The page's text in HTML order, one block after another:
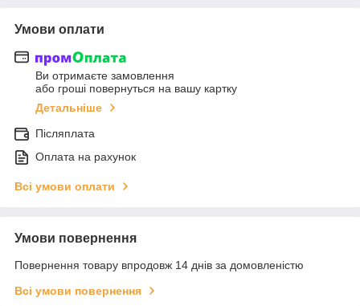
Умови оплати
Ви отримаєте замовлення
або гроші повернуться на вашу картку
Детальніше
Післяплата
Оплата на рахунок
Всі умови оплати
Умови повернення
Повернення товару впродовж 14 днів за домовленістю
Всі умови повернення